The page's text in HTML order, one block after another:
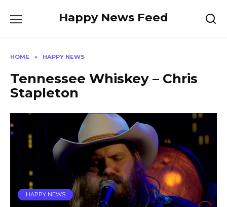
Happy News Feed
HOME » HAPPY NEWS
Tennessee Whiskey – Chris
Stapleton
HAPPY NEWS